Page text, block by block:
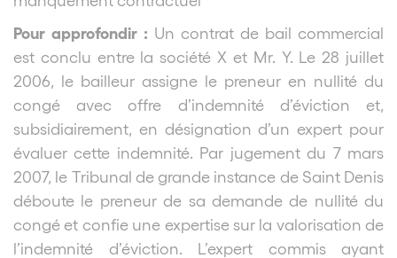
Pour approfondir : Un contrat de bail commercial
est conclu entre la société X et Mr. Y. Le 28 juillet
2006, le bailleur assigne le preneur en nullité du
congé avec offre d’indemnité d’éviction et,
subsidiairement, en désignation d’un expert pour
évaluer cette indemnité. Par jugement du 7 mars
2007, le Tribunal de grande instance de Saint Denis
déboute le preneur de sa demande de nullité du
congé et confie une expertise sur la valorisation de
l’indemnité d’éviction. L’expert commis ayant